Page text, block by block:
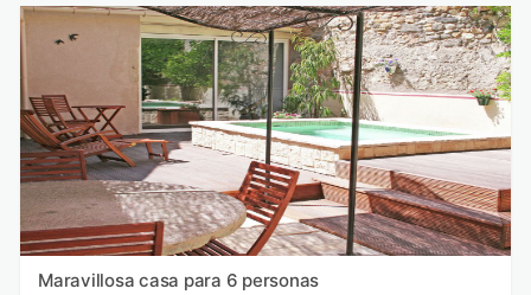
Maravillosa casa para 6 personas